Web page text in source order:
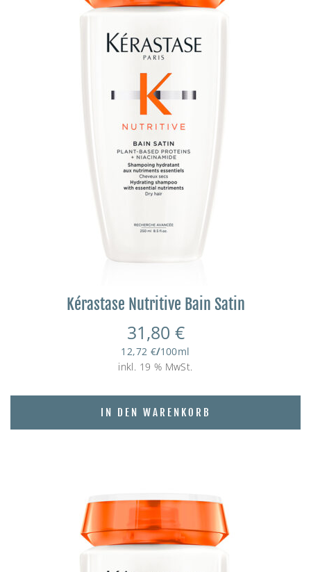
Kérastase Nutritive Bain Satin
31,80 €
12,72 €/100ml
inkl. 19 % MwSt.
IN DEN WARENKORB